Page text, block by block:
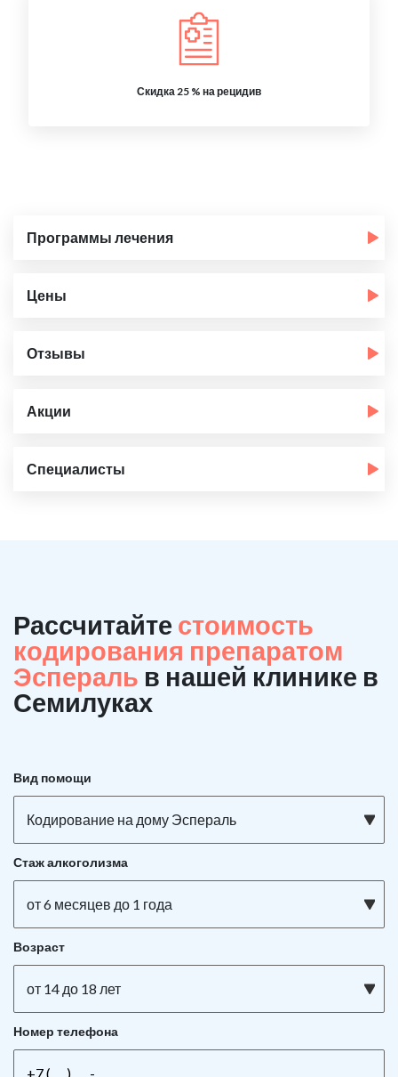
Скидка 25 % на рецидив
Программы лечения
Цены
Отзывы
Акции
Специалисты
Рассчитайте стоимость
кодирования препаратом
Эспераль в нашей клинике в
Семилуках
Вид помощи
Кодирование на дому Эспераль
Стаж алкоголизма
от 6 месяцев до 1 года
Возраст
от 14 до 18 лет
Номер телефона